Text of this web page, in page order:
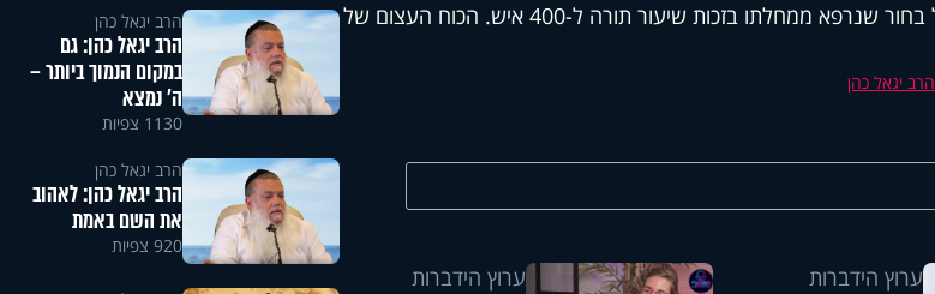
נס ההצלה הגדול של בחור שנרפא ממחלתו בזכות שיעור תורה ל-400 איש. הכוח העצום של
הרב יגאל כהן
ערוץ הידברות ערוץ הידברות
הרב יגאל כהן
הרב יגאל כהן: גם
במקום הנמוך ביותר –
ה' נמצא
1130 צפיות
הרב יגאל כהן
הרב יגאל כהן: לאהוב
את השם באמת
920 צפיות